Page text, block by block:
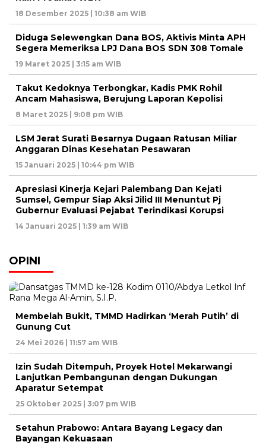
18 Desember 2025 | 10:38 am WIB
Diduga Selewengkan Dana BOS, Aktivis Minta APH
Segera Memeriksa LPJ Dana BOS SDN 308 Tomale
19 Maret 2025 | 3:15 am WIB
Takut Kedoknya Terbongkar, Kadis PMK Rohil
Ancam Mahasiswa, Berujung Laporan Kepolisi
8 Maret 2025 | 9:08 pm WIB
LSM Jerat Surati Besarnya Dugaan Ratusan Miliar
Anggaran Dinas Kesehatan Pesawaran
15 Januari 2025 | 10:44 pm WIB
Apresiasi Kinerja Kejari Palembang Dan Kejati
Sumsel, Gempur Siap Aksi Jilid III Menuntut Pj
Gubernur Evaluasi Pejabat Terindikasi Korupsi
14 Januari 2025 | 1:39 am WIB
OPINI
Membelah Bukit, TMMD Hadirkan ‘Merah Putih’ di
Gunung Cut
24 Mei 2026 | 11:57 am WIB
Izin Sudah Ditempuh, Proyek Hotel Mekarwangi
Lanjutkan Pembangunan dengan Dukungan
Aparatur Setempat
25 Oktober 2025 | 3:07 pm WIB
Setahun Prabowo: Antara Bayang Legacy dan
Bayangan Kekuasaan